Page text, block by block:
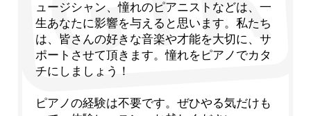
ュージシャン、憧れのピアニストなどは、一
生あなたに影響を与えると思います。私たち
は、皆さんの好きな音楽や才能を大切に、サ
ポートさせて頂きます。憧れをピアノでカタ
チにしましょう！
ピアノの経験は不要です。ぜひやる気だけも